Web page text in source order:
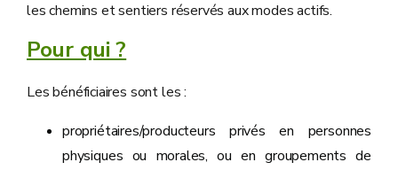
les chemins et sentiers réservés aux modes actifs.
Pour qui ?
Les bénéficiaires sont les :
propriétaires/producteurs privés en personnes
physiques ou morales, ou en groupements de